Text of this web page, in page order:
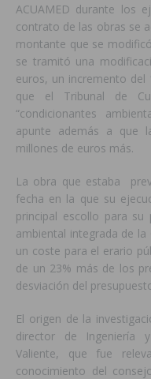
ACUAMED durante los
contrato de las obras se
montante que se
se tramitó una
euros, un incremento del
que el Tribunal de
“condicionantes
apunte además a que
millones de euros más.
La obra que estaba
fecha en la que su
principal escollo para
ambiental integrada de
un coste para el erario
de un 23% más de los
desviación del
El origen de la
director de Ingeniería
Valiente, que fue
conocimiento del